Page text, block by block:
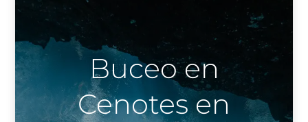
Buceo en
Cenotes en